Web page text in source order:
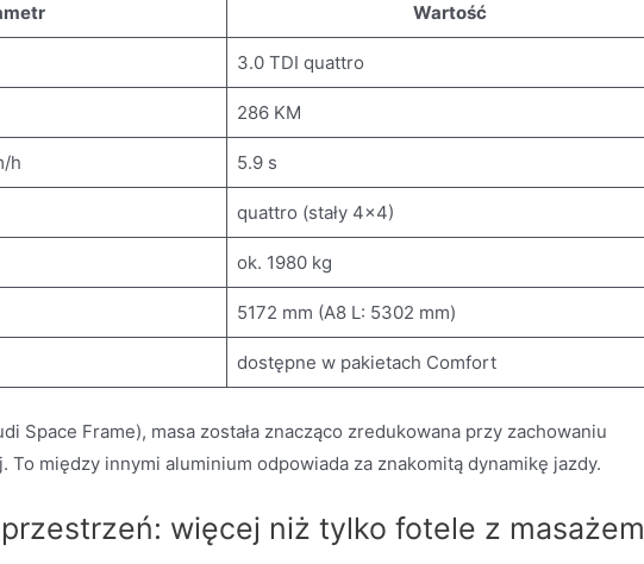
Wartość
3.0 TDI quattro
286 KM
h 5.9 s
quattro (stały 4×4)
ok. 1980 kg
5172 mm (A8 L: 5302 mm)
dostępne w pakietach Comfort
Space Frame), masa została znacząco zredukowana przy zachowaniu
między innymi aluminium odpowiada za znakomitą dynamikę jazdy.
więcej niż tylko fotele z masażem